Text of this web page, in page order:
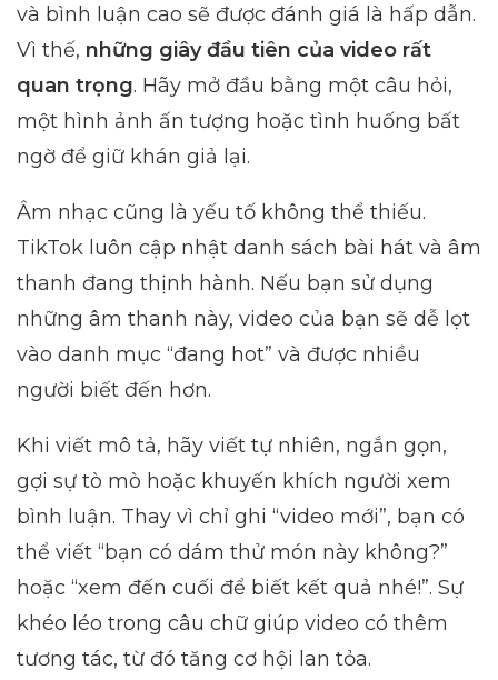
và bình luận cao sẽ được đánh giá là hấp dẫn.
Vì thế, những giây đầu tiên của video rất
quan trọng. Hãy mở đầu bằng một câu hỏi,
một hình ảnh ấn tượng hoặc tình huống bất
ngờ để giữ khán giả lại.
Âm nhạc cũng là yếu tố không thể thiếu.
TikTok luôn cập nhật danh sách bài hát và âm
thanh đang thịnh hành. Nếu bạn sử dụng
những âm thanh này, video của bạn sẽ dễ lọt
vào danh mục “đang hot” và được nhiều
người biết đến hơn.
Khi viết mô tả, hãy viết tự nhiên, ngắn gọn,
gợi sự tò mò hoặc khuyến khích người xem
bình luận. Thay vì chỉ ghi “video mới”, bạn có
thể viết “bạn có dám thử món này không?”
hoặc “xem đến cuối để biết kết quả nhé!”. Sự
khéo léo trong câu chữ giúp video có thêm
tương tác, từ đó tăng cơ hội lan tỏa.